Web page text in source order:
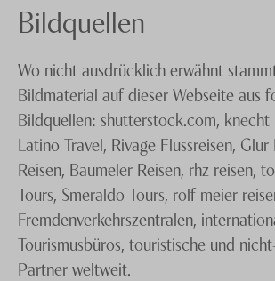
Bildquellen
Wo nicht ausdrücklich erwähnt
Bildmaterial auf dieser Webseite aus
Bildquellen: shutterstock.com, knecht
Latino Travel, Rivage Flussreisen, Glur
Reisen, Baumeler Reisen, rhz reisen,
Tours, Smeraldo Tours, rolf meier
Fremdenverkehrszentralen,
Tourismusbüros, touristische und
Partner weltweit.